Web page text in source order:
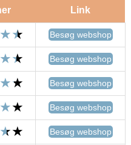
Link
Besøg webshop
Besøg webshop
Besøg webshop
Besøg webshop
Besøg webshop